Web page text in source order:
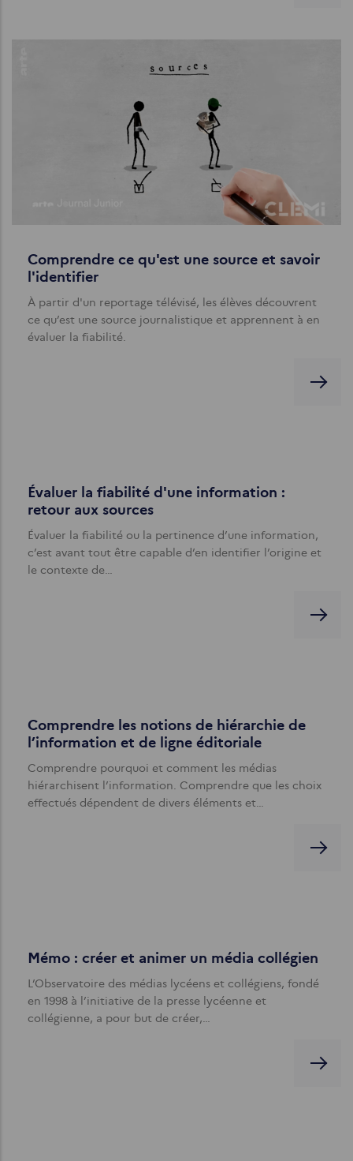
Comprendre ce qu'est une source et savoir
l'identifier
À partir d'un reportage télévisé, les élèves découvrent
ce qu’est une source journalistique et apprennent à en
évaluer la fiabilité.
Évaluer la fiabilité d'une information :
retour aux sources
Évaluer la fiabilité ou la pertinence d’une information,
c’est avant tout être capable d’en identifier l’origine et
le contexte de…
Comprendre les notions de hiérarchie de
l’information et de ligne éditoriale
Comprendre pourquoi et comment les médias
hiérarchisent l’information. Comprendre que les choix
effectués dépendent de divers éléments et…
Mémo : créer et animer un média collégien
L’Observatoire des médias lycéens et collégiens, fondé
en 1998 à l’initiative de la presse lycéenne et
collégienne, a pour but de créer,…